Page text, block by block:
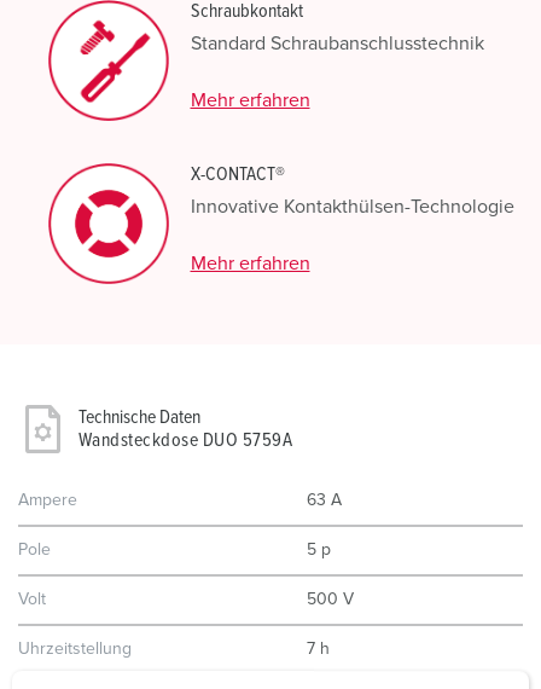
Schraubkontakt
Standard Schraubanschlusstechnik
Mehr erfahren
X-CONTACT®
Innovative Kontakthülsen-Technologie
Mehr erfahren
Technische Daten
Wandsteckdose DUO 5759A
Ampere 63 A
Pole 5 p
Volt 500 V
Uhrzeitstellung 7 h